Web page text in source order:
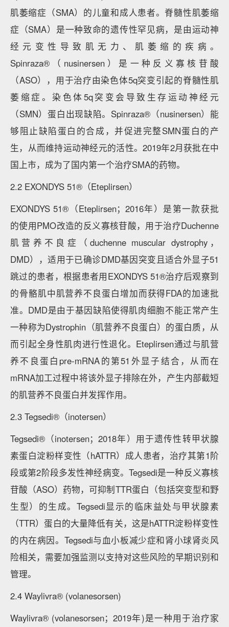
肌萎缩症（SMA）的儿童和成人患者。脊髓性肌萎缩
症（SMA）是一种致命的遗传性罕见病，是由运动神
经元变性导致肌无力、肌萎缩的疾病。
Spinraza®（nusinersen）是一种反义寡核苷酸
（ASO），用于治疗由染色体5q突变引起的脊髓性肌
萎缩症。染色体5q突变会导致生存运动神经元
（SMN）蛋白出现缺陷。Spinraza®（nusinersen）能
够阻止缺陷蛋白的合成，并促进完整SMN蛋白的产
生，从而维持运动神经元的活性。2019年2月获批在中
国上市，成为了国内第一个治疗SMA的药物。
2.2 EXONDYS 51®（Eteplirsen）
EXONDYS 51®（Eteplirsen；2016年）是第一款获批
的使用PMO改造的反义寡核苷酸，用于治疗Duchenne
肌营养不良症（duchenne muscular dystrophy，
DMD），适用于已确诊DMD基因突变且适合外显子51
跳过的患者，根据患者用EXONDYS 51®治疗后观察到
的骨骼肌中肌营养不良蛋白增加而获得FDA的加速批
准。DMD是由于基因缺陷使得肌肉细胞不能正常产生
一种称为Dystrophin（肌营养不良蛋白）的蛋白质，从
而引起全身性肌肉进行性退化。Eteplirsen通过与肌营
养不良蛋白pre-mRNA的第51外显子结合，从而在
mRNA加工过程中将该外显子排除在外，产生内部截短
的肌营养不良蛋白并发挥作用。
2.3 Tegsedi®（inotersen）
Tegsedi®（inotersen；2018年）用于遗传性转甲状腺
素蛋白淀粉样变性（hATTR）成人患者，治疗其第1阶
段或第2阶段多发性神经病变。Tegsedi是一种反义寡核
苷酸（ASO）药物，可抑制TTR蛋白（包括突变型和野
生型）的生成。Tegsedi显示的临床益处与甲状腺素
（TTR）蛋白的大量降低有关，这是hATTR淀粉样变性
的内在病因。Tegsedi与血小板减少症和肾小球肾炎风
险相关，需要加强监测以支持对这些风险的早期识别和
管理。
2.4 Waylivra® (volanesorsen)
Waylivra® (volanesorsen；2019年)是一种用于治疗家